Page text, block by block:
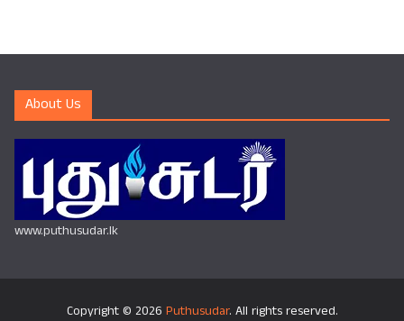
About Us
www.puthusudar.lk
Copyright © 2026 Puthusudar. All rights reserved.